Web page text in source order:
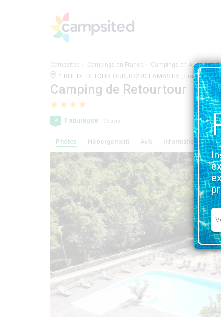
Campsited Campings en France Campings en Auvergne-
1 RUE DE RETOURTOUR, 07270, LAMASTRE, France |
Camping de Retourtour
9 Fabuleuse 193 avis
Photos Hébergement Avis Information,